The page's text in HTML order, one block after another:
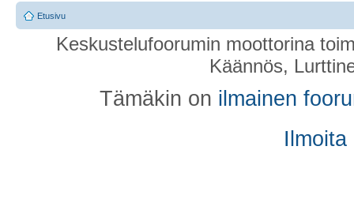
Etusivu
Keskustelufoorumin moottorina
Käännös,
Tämäkin on ilmainen